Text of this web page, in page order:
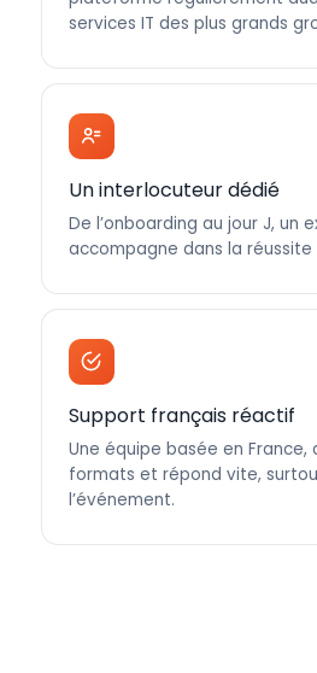
services IT des plus grands
Un interlocuteur dédié
De l’onboarding au jour J, un
accompagne dans la
Support français réactif
Une équipe basée en France,
formats et répond vite,
l’événement.